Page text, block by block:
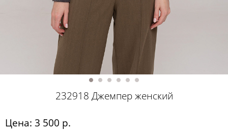
232918 Джемпер женский
Цена: 3 500 р.